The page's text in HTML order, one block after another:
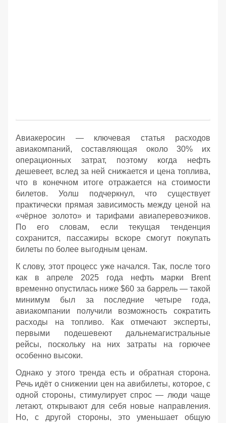
Авиакеросин — ключевая статья расходов
авиакомпаний, составляющая около 30% их
операционных затрат, поэтому когда нефть
дешевеет, вслед за ней снижается и цена топлива,
что в конечном итоге отражается на стоимости
билетов. Уолш подчеркнул, что существует
практически прямая зависимость между ценой на
«чёрное золото» и тарифами авиаперевозчиков.
По его словам, если текущая тенденция
сохранится, пассажиры вскоре смогут покупать
билеты по более выгодным ценам.
К слову, этот процесс уже начался. Так, после того
как в апреле 2025 года нефть марки Brent
временно опустилась ниже $60 за баррель — такой
минимум был за последние четыре года,
авиакомпании получили возможность сократить
расходы на топливо. Как отмечают эксперты,
первыми подешевеют дальнемагистральные
рейсы, поскольку на них затраты на горючее
особенно высоки.
Однако у этого тренда есть и обратная сторона.
Речь идёт о снижении цен на авибилеты, которое, с
одной стороны, стимулирует спрос — люди чаще
летают, открывают для себя новые направления.
Но, с другой стороны, это уменьшает общую